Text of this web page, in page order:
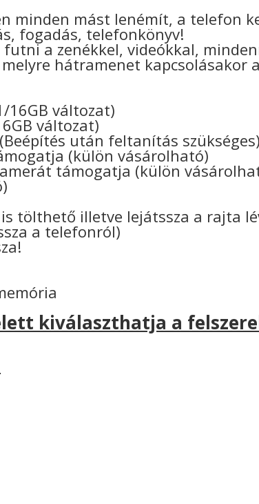
minden mást lenémít, a telefon
fogadás, telefonkönyv!
futni a zenékkel, videókkal,
hátramenet kapcsolásakor
16GB változat)
változat)
után feltanítás szükséges)
(külön vásárolható)
támogatja (külön
is tölthető illetve lejátssza a rajta
a telefonról)
kiválaszthatja a